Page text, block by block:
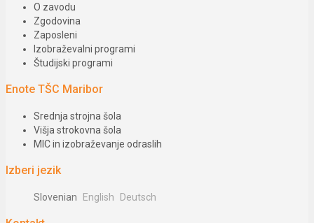
O zavodu
Zgodovina
Zaposleni
Izobraževalni programi
Študijski programi
Enote TŠC Maribor
Srednja strojna šola
Višja strokovna šola
MIC in izobraževanje odraslih
Izberi jezik
Slovenian English Deutsch